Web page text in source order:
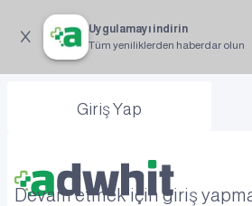
Uygulamayı indirin
Tüm yeniliklerden haberdar olun
Giriş Yap
Devam etmek için giriş